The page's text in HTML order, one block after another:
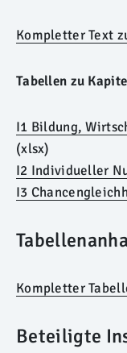
Kompletter Text
Tabellen zu
I1 Bildung,
(xlsx)
I2 Individueller
I3
Kompletter
Beteiligte